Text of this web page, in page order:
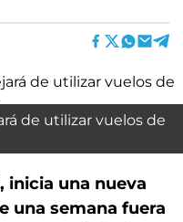
de utilizar vuelos de
inicia una nueva
una semana fuera